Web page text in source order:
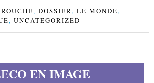
, DOSSIER, LE MONDE,
, UNCATEGORIZED
CO EN IMAGE